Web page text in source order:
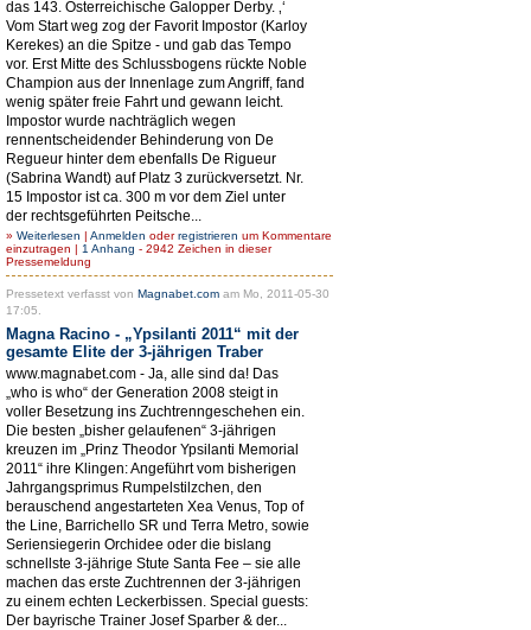
das 143. Österreichische Galopper Derby. ‚‘
Vom Start weg zog der Favorit Impostor (Karloy
Kerekes) an die Spitze - und gab das Tempo
vor. Erst Mitte des Schlussbogens rückte Noble
Champion aus der Innenlage zum Angriff, fand
wenig später freie Fahrt und gewann leicht.
Impostor wurde nachträglich wegen
rennentscheidender Behinderung von De
Regueur hinter dem ebenfalls De Rigueur
(Sabrina Wandt) auf Platz 3 zurückversetzt. Nr.
15 Impostor ist ca. 300 m vor dem Ziel unter
der rechtsgeführten Peitsche...
» Weiterlesen | Anmelden oderregistrieren um Kommentare
einzutragen | 1 Anhang - 2942 Zeichen in dieser
Pressemeldung
Pressetext verfasst von Magnabet.com am Mo, 2011-05-30
17:05.
Magna Racino - „Ypsilanti 2011“ mit der
gesamte Elite der 3-jährigen Traber
www.magnabet.com - Ja, alle sind da! Das
„who is who“ der Generation 2008 steigt in
voller Besetzung ins Zuchtrenngeschehen ein.
Die besten „bisher gelaufenen“ 3-jährigen
kreuzen im „Prinz Theodor Ypsilanti Memorial
2011“ ihre Klingen: Angeführt vom bisherigen
Jahrgangsprimus Rumpelstilzchen, den
berauschend angestarteten Xea Venus, Top of
the Line, Barrichello SR und Terra Metro, sowie
Seriensiegerin Orchidee oder die bislang
schnellste 3-jährige Stute Santa Fee – sie alle
machen das erste Zuchtrennen der 3-jährigen
zu einem echten Leckerbissen. Special guests:
Der bayrische Trainer Josef Sparber & der...